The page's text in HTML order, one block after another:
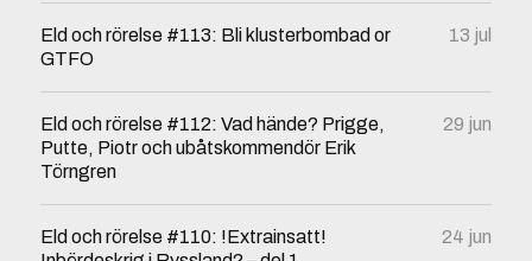
Eld och rörelse #113: Bli klusterbombad or
GTFO
13 jul
Eld och rörelse #112: Vad hände? Prigge,
Putte, Piotr och ubåtskommendör Erik
Törngren
29 jun
Eld och rörelse #110: !Extrainsatt!
24 jun